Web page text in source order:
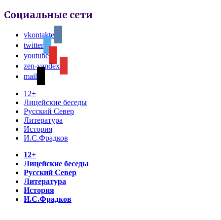
Социальные сети
vkontakte
twitter
youtube
zen-yandex
mail
12+
Лицейские беседы
Русский Север
Литература
История
И.С.Фрадков
12+
Лицейские беседы
Русский Север
Литература
История
И.С.Фрадков